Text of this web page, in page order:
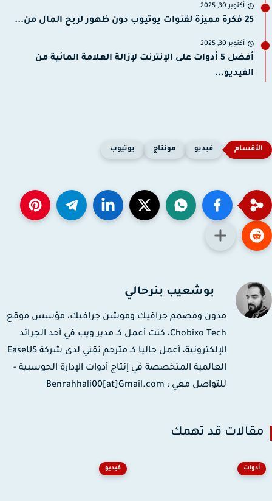
أكتوبر 30, 2025
أكتوبر 30, 2025
أفضل 5 أدوات على الإنترنت لإزالة العلامة المائية من
الفيديو...
فيديو مونتاج يوتيوب
بوشعيب بنرحالي
مدون ومصمم جرافيك وموشن جرافيك، مؤسس موقع
Chobixo Tech، كنت أعمل كـ مدير ويب في أحد الجرائد
الإلكترونية، أعمل حاليا كـ مترجم تقني لدى شركة EaseUS
العالمية المتخصصة في إنتاج أدوات الإدارة الحوسبية -
للتواصل معي : Benrahhali00[at]Gmail.com
قد تهمك
أدوات فيديو